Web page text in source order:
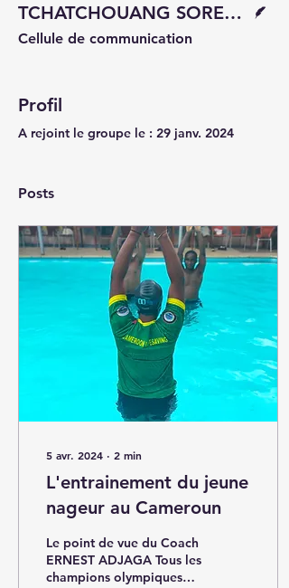
TCHATCHOUANG SORELLE DIANE
Cellule de communication
Profil
A rejoint le groupe le : 29 janv. 2024
Posts
5 avr. 2024 ∙ 2 min
L'entrainement du jeune
nageur au Cameroun
Le point de vue du Coach
ERNEST ADJAGA Tous les
champions olympiques